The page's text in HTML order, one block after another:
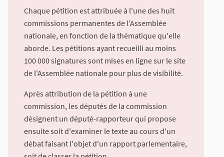
Chaque pétition est attribuée à l'une des huit
commissions permanentes de l'Assemblée
nationale, en fonction de la thématique qu'elle
aborde. Les pétitions ayant recueilli au moins
100 000 signatures sont mises en ligne sur le site
de l'Assemblée nationale pour plus de visibilité.
Après attribution de la pétition à une
commission, les députés de la commission
désignent un député-rapporteur qui propose
ensuite soit d'examiner le texte au cours d'un
débat faisant l'objet d'un rapport parlementaire,